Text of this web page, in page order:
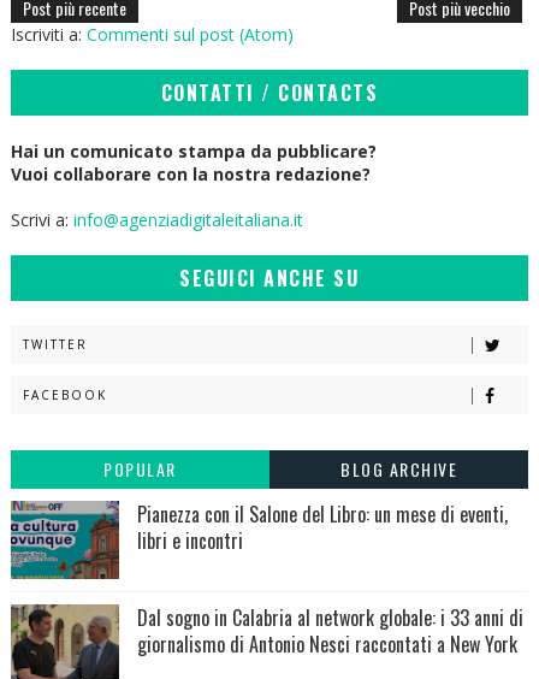
Post più recente Post più vecchio
Iscriviti a: Commenti sul post (Atom)
CONTATTI / CONTACTS
Hai un comunicato stampa da pubblicare?
Vuoi collaborare con la nostra redazione?
Scrivi a: info@agenziadigitaleitaliana.it
SEGUICI ANCHE SU
TWITTER
FACEBOOK
POPULAR BLOG ARCHIVE
Pianezza con il Salone del Libro: un mese di eventi,
libri e incontri
Dal sogno in Calabria al network globale: i 33 anni di
giornalismo di Antonio Nesci raccontati a New York